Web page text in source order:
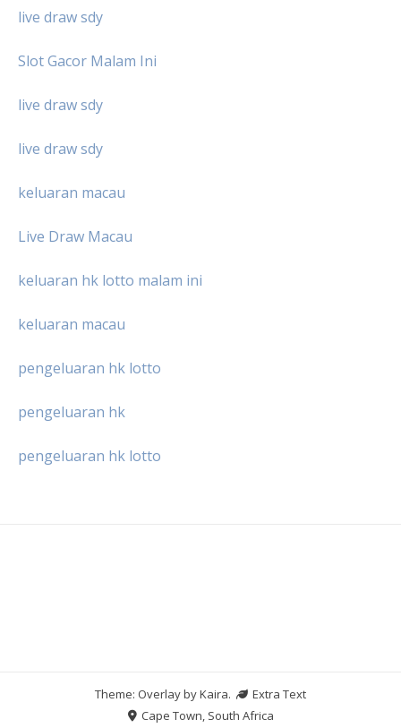
live draw sdy
Slot Gacor Malam Ini
live draw sdy
live draw sdy
keluaran macau
Live Draw Macau
keluaran hk lotto malam ini
keluaran macau
pengeluaran hk lotto
pengeluaran hk
pengeluaran hk lotto
Theme: Overlay byKaira.
Extra Text
Cape Town, South Africa